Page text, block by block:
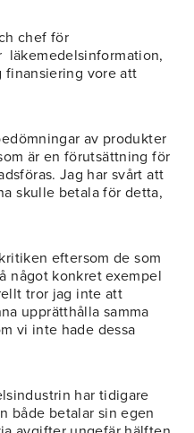
chef för
läkemedelsinformation,
vore att
av produkter
är en förutsättning för
Jag har svårt att
skulle betala för detta,
eftersom de som
något konkret exempel
tror jag inte att
upprätthålla samma
vi inte hade dessa
har tidigare
både betalar sin egen